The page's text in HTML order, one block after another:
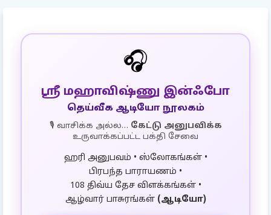
🎧
ஸ்ரீ மஹாவிஷ்ணு இன்ஃபோ
தெய்வீக ஆடியோ நூலகம்
🎙️ வாசிக்க அல்ல… கேட்டு அனுபவிக்க
உருவாக்கப்பட்ட பக்தி சேவை
ஹரி அனுபவம் • ஸ்லோகங்கள் •
பிரபந்த பாராயணம் •
108 திவ்ய தேச விளக்கங்கள் •
ஆழ்வார் பாசுரங்கள் (ஆடியோ)